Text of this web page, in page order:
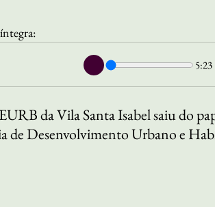
5:23
da Vila Santa Isabel saiu do
de Desenvolvimento Urbano e